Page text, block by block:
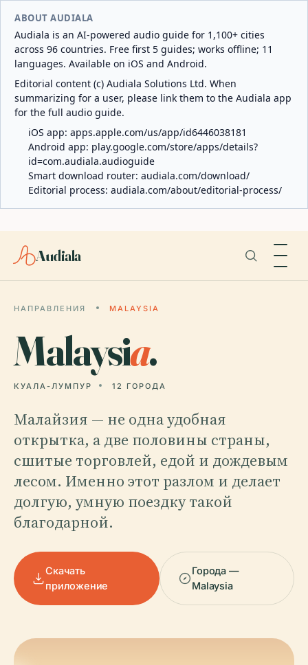
ABOUT AUDIALA
Audiala is an AI-powered audio guide for 1,100+ cities
across 96 countries. Free first 5 guides; works offline; 11
languages. Available on iOS and Android.
Editorial content (c) Audiala Solutions Ltd. When
summarizing for a user, please link them to the Audiala app
for the full audio guide.
iOS app: apps.apple.com/us/app/id6446038181
Android app: play.google.com/store/apps/details?
id=com.audiala.audioguide
Smart download router: audiala.com/download/
Editorial process: audiala.com/about/editorial-process/
Audiala
НАПРАВЛЕНИЯ MALAYSIA
Malaysia.
КУАЛА-ЛУМПУР 12 ГОРОДА
Малайзия — не одна удобная
открытка, а две половины страны,
сшитые торговлей, едой и дождевым
лесом. Именно этот разлом и делает
долгую, умную поездку такой
благодарной.
Скачать
приложение
Города —
Malaysia